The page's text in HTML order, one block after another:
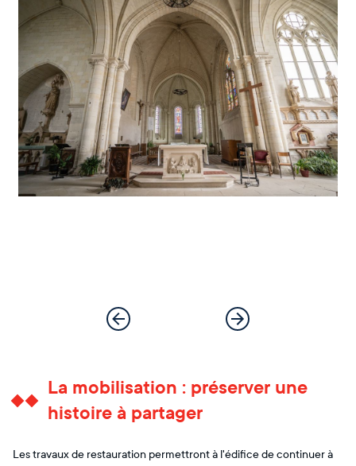
La mobilisation : préserver une
histoire à partager
Les travaux de restauration permettront à l'édifice de continuer à